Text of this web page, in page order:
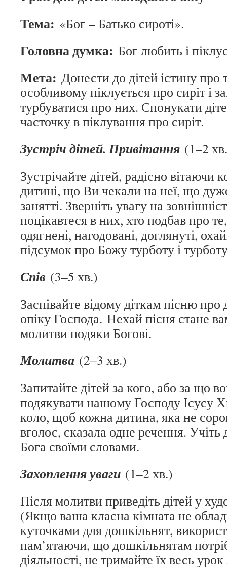
Тема: «Бог – Батько сироті».
Головна думка: Бог любить і
Мета: Донести до дітей істину
особливому піклується про сиріт і
турбуватися про них. Спонукати
часточку в піклування про сиріт.
Зустріч дітей. Привітання (1–2
Зустрічайте дітей, радісно вітаючи
дитині, що Ви чекали на неї, що
занятті. Зверніть увагу на
поцікавтеся в них, хто подбав про
одягнені, нагодовані, доглянуті,
підсумок про Божу турботу і
Спів (3–5 хв.)
Заспівайте відому діткам пісню
опіку Господа. Нехай пісня стане
молитви подяки Богові.
Молитва (2–3 хв.)
Запитайте дітей за кого, або за що
подякувати нашому Господу Ісусу
коло, щоб кожна дитина, яка не
вголос, сказала одне речення. Учіть
Бога своїми словами.
Захоплення уваги (1–2 хв.)
Після молитви приведіть дітей у
(Якщо ваша класна кімната не
куточками для дошкільнят,
пам’ятаючи, що дошкільнятам
діяльності, не тримайте їх весь